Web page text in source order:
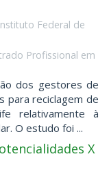
Federal de
Profissional em
dos gestores de
para reciclagem de
relativamente à
O estudo foi ...
X